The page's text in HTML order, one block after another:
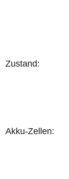
Zustand:
Akku-Zellen: